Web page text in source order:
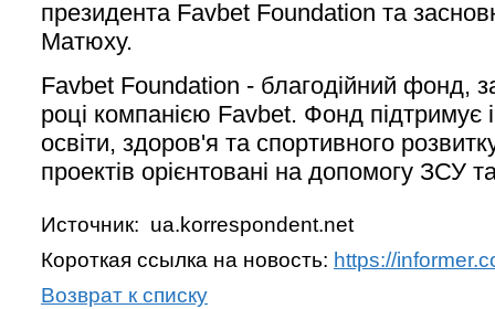
президента Favbet Foundation та
Матюху.
Favbet Foundation - благодійний фонд,
році компанією Favbet. Фонд підтримує
освіти, здоров'я та спортивного
проектів орієнтовані на допомогу ЗСУ
Источник: ua.korrespondent.net
Короткая ссылка на новость: https://
Возврат к списку